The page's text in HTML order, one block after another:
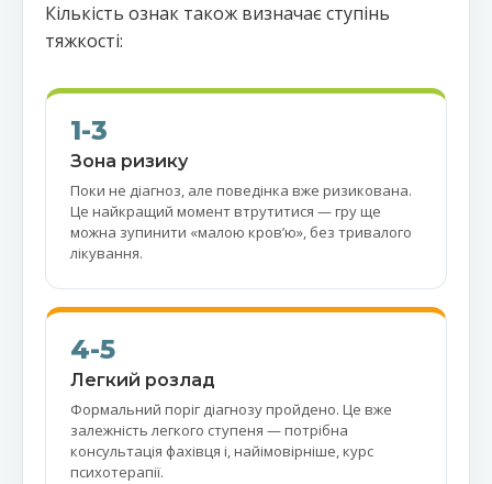
Кількість ознак також визначає ступінь
тяжкості:
1-3
Зона ризику
Поки не діагноз, але поведінка вже ризикована.
Це найкращий момент втрутитися — гру ще
можна зупинити «малою кровʼю», без тривалого
лікування.
4-5
Легкий розлад
Формальний поріг діагнозу пройдено. Це вже
залежність легкого ступеня — потрібна
консультація фахівця і, найімовірніше, курс
психотерапії.